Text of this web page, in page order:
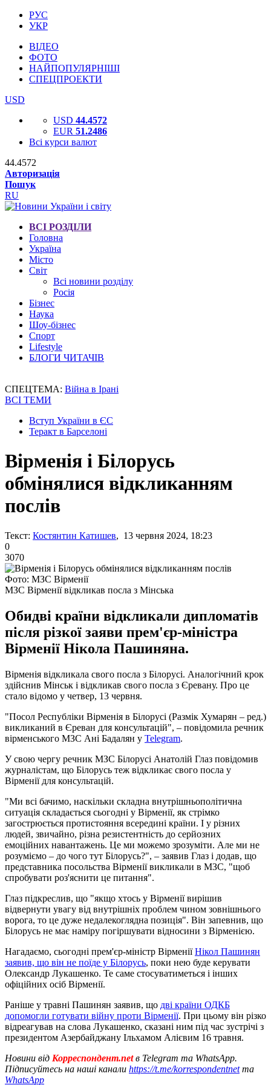
РУС
УКР
ВІДЕО
ФОТО
НАЙПОПУЛЯРНІШІ
СПЕЦПРОЕКТИ
USD
USD 44.4572
EUR 51.2486
Всі курси валют
44.4572
Авторизація
Пошук
RU
ВСІ РОЗДІЛИ
Головна
Україна
Місто
Світ
Всі новини розділу
Росія
Бізнес
Наука
Шоу-бізнес
Спорт
Lifestyle
БЛОГИ ЧИТАЧІВ
СПЕЦТЕМА: Війна в Ірані
ВСІ ТЕМИ
Вступ України в ЄС
Теракт в Барселоні
Вірменія і Білорусь
обмінялися відкликанням
послів
Текст: Костянтин Катишев, 13 червня 2024, 18:23
0
3070
Фото: МЗС Вірменії
МЗС Вірменії відкликав посла з Мінська
Обидві країни відкликали дипломатів
після різкої заяви прем'єр-міністра
Вірменії Нікола Пашиняна.
Вірменія відкликала свого посла з Білорусі. Аналогічний крок
здійснив Мінськ і відкликав свого посла з Єревану. Про це
стало відомо у четвер, 13 червня.
"Посол Республіки Вірменія в Білорусі (Размік Хумарян – ред.)
викликаний в Єреван для консультацій", – повідомила речник
вірменського МЗС Ані Бадалян у Telegram.
У свою чергу речник МЗС Білорусі Анатолій Глаз повідомив
журналістам, що Білорусь теж відкликає свого посла у
Вірменії для консультацій.
"Ми всі бачимо, наскільки складна внутрішньополітична
ситуація складається сьогодні у Вірменії, як стрімко
загострюється протистояння всередині країни. І у різних
людей, звичайно, різна резистентність до серйозних
емоційних навантажень. Це ми можемо зрозуміти. Але ми не
розуміємо – до чого тут Білорусь?", – заявив Глаз і додав, що
представника посольства Вірменії викликали в МЗС, "щоб
спробувати роз'яснити це питання".
Глаз підкреслив, що "якщо хтось у Вірменії вирішив
відвернути увагу від внутрішніх проблем чином зовнішнього
ворога, то це дуже недалекоглядна позиція". Він запевнив, що
Білорусь не має наміру погіршувати відносини з Вірменією.
Нагадаємо, сьогодні прем'єр-міністр ВірменіїНікол Пашинян
заявив, що він не поїде у Білорусь, поки нею буде керувати
Олександр Лукашенко. Те саме стосуватиметься і інших
офіційних осіб Вірменії.
Раніше у травні Пашинян заявив, що дві країни ОДКБ
допомогли готувати війну проти Вірменії. При цьому він різко
відреагував на слова Лукашенко, сказані ним під час зустрічі з
президентом Азербайджану Ільхамом Алієвим 16 травня.
Новини від Корреспондент.netв Telegram та WhatsApp.
Підписуйтесь на наші канали https://t.me/korrespondentnetта
WhatsApp